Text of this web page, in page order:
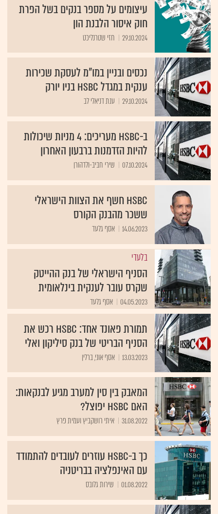
עיצומים על מספר בנקים בשל הפרת
חוק איסור הלבנת הון
29.10.2024 חזי שטרנליכט
נכסים ובניין במו"מ לעסקת שכירות
ענקית במגדל HSBC בניו יורק
29.10.2024 ענת דניאלי לב
ב-HSBC מעריכים: 4 מניות שיכולות
להיות הזדמנות ברבעון האחרון
07.10.2024 שירי חביב-ולדהורן
HSBC חשף את הצוות הישראלי
ששכר מהבנק הקורס
14.06.2023 אסף גלעד
בלעדי
הסניף הישראלי של בנק ההייטק
שקרס עובר לענקית בינלאומית
04.05.2023 אסף גלעד
תמורת פאונד אחד: HSBC רכש את
הסניף הבריטי של בנק סיליקון ואלי
13.03.2023 אסף אוני, ברלין
המאבק בין סין למערב מגיע לבנקאות:
האם HSBC יפוצל?
31.08.2022 איתי רושקביץ ועמית פרץ
כך ב-HSBC עוזרים לעובדים להתמודד
עם האינפלציה בבריטניה
01.08.2022 שירות גלובס